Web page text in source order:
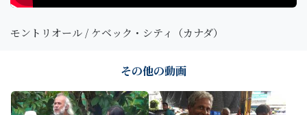
モントリオール / ケベック・シティ（カナダ）
その他の動画